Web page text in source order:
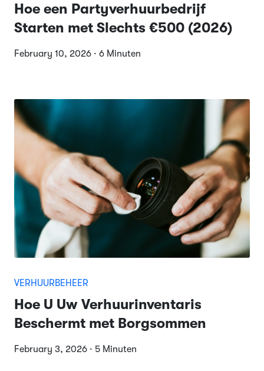
Hoe een Partyverhuurbedrijf
Starten met Slechts €500 (2026)
February 10, 2026 · 6 Minuten
VERHUURBEHEER
Hoe U Uw Verhuurinventaris
Beschermt met Borgsommen
February 3, 2026 · 5 Minuten